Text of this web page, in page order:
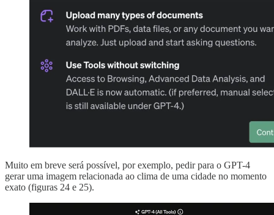
Muito em breve será possível, por exemplo, pedir para o GPT-4
gerar uma imagem relacionada ao clima de uma cidade no momento
exato (figuras 24 e 25).